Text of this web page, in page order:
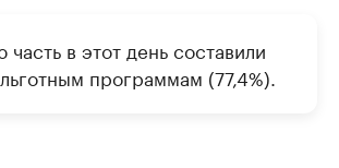
в этот день составили
программам (77,4%).